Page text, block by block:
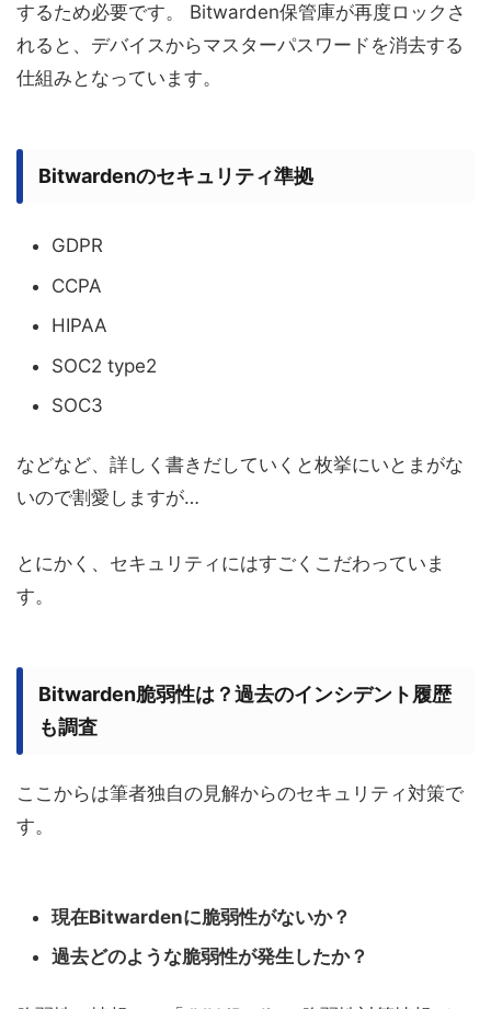
するため必要です。 Bitwarden保管庫が再度ロックさ
れると、デバイスからマスターパスワードを消去する
仕組みとなっています。
Bitwardenのセキュリティ準拠
GDPR
CCPA
HIPAA
SOC2 type2
SOC3
などなど、詳しく書きだしていくと枚挙にいとまがな
いので割愛しますが…
とにかく、セキュリティにはすごくこだわっていま
す。
Bitwarden脆弱性は？過去のインシデント履歴
も調査
ここからは筆者独自の見解からのセキュリティ対策で
す。
現在Bitwardenに脆弱性がないか？
過去どのような脆弱性が発生したか？